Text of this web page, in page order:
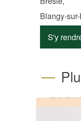
Blangy-
S'y